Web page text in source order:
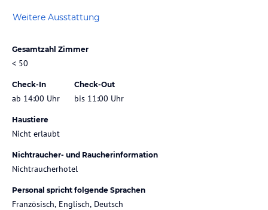
Weitere Ausstattung
Gesamtzahl Zimmer
< 50
Check-In
ab 14:00 Uhr
Check-Out
bis 11:00 Uhr
Haustiere
Nicht erlaubt
Nichtraucher- und Raucherinformation
Nichtraucherhotel
Personal spricht folgende Sprachen
Französisch, Englisch, Deutsch